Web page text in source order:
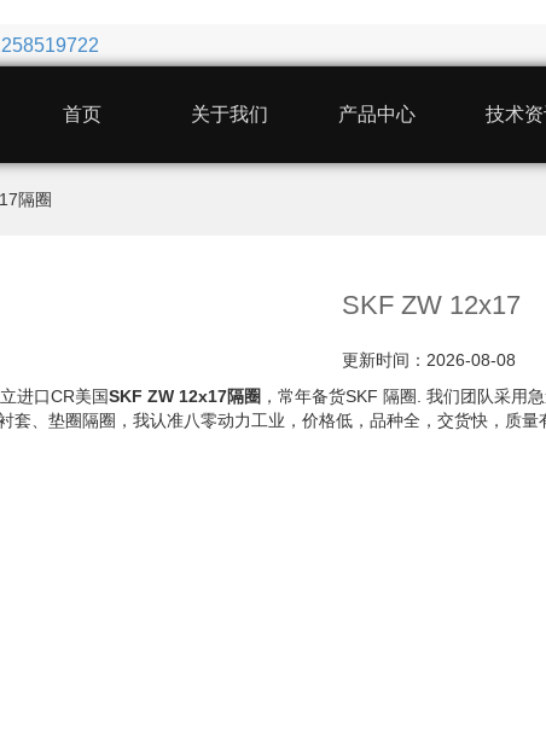
首页 关于我们 产品中心 技术
隔圈
SKF ZW 12x17
更新时间：2026-08-08
进口CR美国SKF ZW 12x17隔圈 ，常年备货SKF 隔圈. 我们团队采用
套、垫圈隔圈，我认准八零动力工业，价格低，品种全，交货快，质